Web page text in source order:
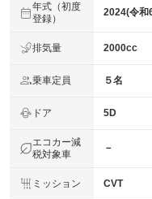
年式（初度
登録）
2024(令和
排気量 2000cc
乗車定員 ５名
ドア 5D
エコカー減
税対象車
－
ミッション CVT